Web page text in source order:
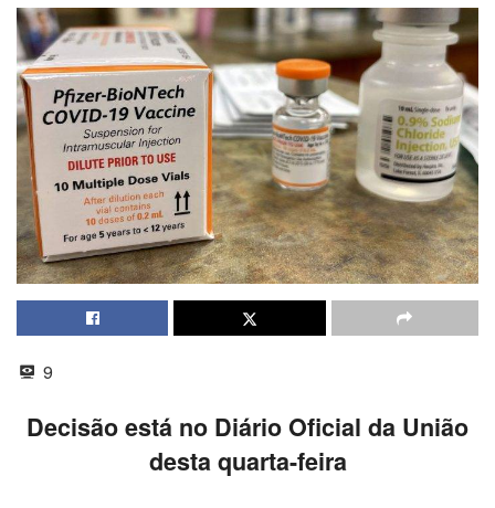
9
Decisão está no Diário Oficial da União
desta quarta-feira